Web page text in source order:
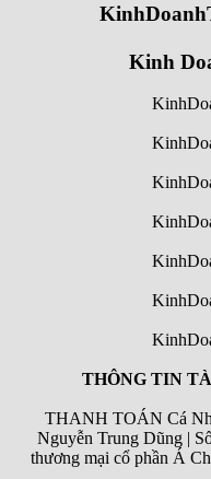
Kinh
THÔNG TIN
THANH TOÁN Cá
Nguyễn Trung Dũng |
thương mại cổ phần Á